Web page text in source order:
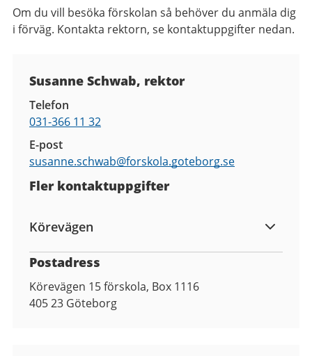
Om du vill besöka förskolan så behöver du anmäla dig
i förväg. Kontakta rektorn, se kontaktuppgifter nedan.
Susanne Schwab, rektor
Telefon
031-366 11 32
E-post
susanne.schwab@forskola.goteborg.se
Fler kontaktuppgifter
Körevägen
Postadress
Körevägen 15 förskola, Box 1116
405 23 Göteborg